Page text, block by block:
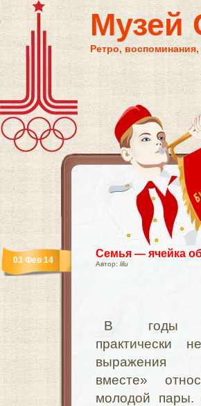
Музей
Ретро, воспоминания,
Семья — ячейка
Автор: lilu
03 Фев 14
В годы
практически
выражения
вместе»
молодой пары.